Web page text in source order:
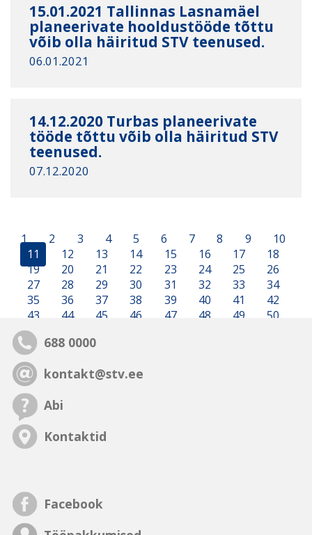
15.01.2021 Tallinnas Lasnamäel
planeerivate hooldustööde tõttu
võib olla häiritud STV teenused.
06.01.2021
14.12.2020 Turbas planeerivate
tööde tõttu võib olla häiritud STV
teenused.
07.12.2020
1 2 3 4 5 6 7 8 9
10
11
12 13 14 15 16 17
18
19
20 21 22 23 24 25
26
27
28 29 30 31 32 33
34
35
36 37 38 39 40 41
42
43
44 45 46 47 48 49 50
688 0000
kontakt@stv.ee
Abi
Kontaktid
Facebook